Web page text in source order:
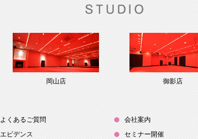
岡山店 御影店
よくあるご質問
エビデンス
会社案内
セミナー開催